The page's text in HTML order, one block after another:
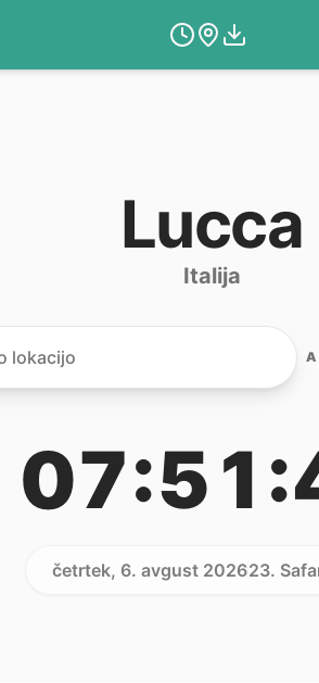
Lucca
Italija
četrtek, 6. avgust 202623.